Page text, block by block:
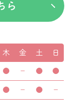
ら
木 金 土 日
● － ● ●
● － ● －